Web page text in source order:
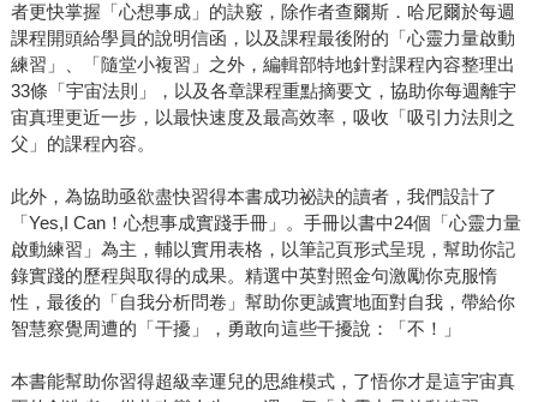
者更快掌握「心想事成」的訣竅，除作者查爾斯．哈尼爾於每週
課程開頭給學員的說明信函，以及課程最後附的「心靈力量啟動
練習」、「隨堂小複習」之外，編輯部特地針對課程內容整理出
33條「宇宙法則」，以及各章課程重點摘要文，協助你每週離宇
宙真理更近一步，以最快速度及最高效率，吸收「吸引力法則之
父」的課程內容。
此外，為協助亟欲盡快習得本書成功祕訣的讀者，我們設計了
「Yes,I Can！心想事成實踐手冊」。手冊以書中24個「心靈力量
啟動練習」為主，輔以實用表格，以筆記頁形式呈現，幫助你記
錄實踐的歷程與取得的成果。精選中英對照金句激勵你克服惰
性，最後的「自我分析問卷」幫助你更誠實地面對自我，帶給你
智慧察覺周遭的「干擾」，勇敢向這些干擾說：「不！」
本書能幫助你習得超級幸運兒的思維模式，了悟你才是這宇宙真